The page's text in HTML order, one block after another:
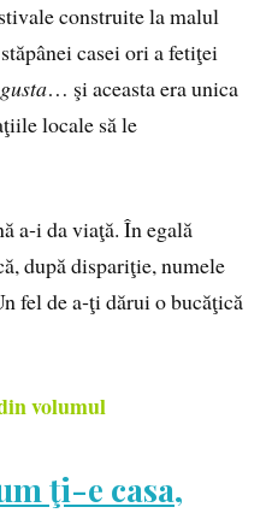
construite la malul
casei ori a fetiţei
… şi aceasta era unica
locale să le
a‑i da viaţă. În egală
după dispariţie, numele
fel de a‑ţi dărui o bucăţică
volumul
ţi-e casa,